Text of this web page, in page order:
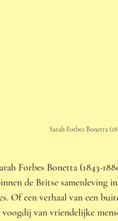
Sarah Forbes Bonetta
Forbes Bonetta (1843-
de Britse samenleving
Of een verhaal van een
van vriendelijke